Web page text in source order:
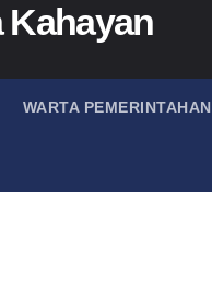
Kahayan
WARTA PEMERINTAHAN